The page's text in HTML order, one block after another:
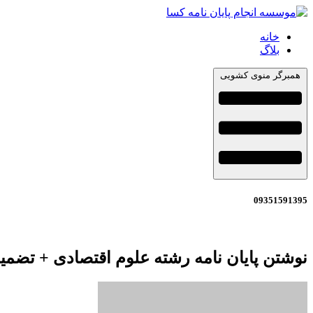
خانه
بلاگ
همبرگر منوی کشویی
09351591395
نوشتن پایان نامه رشته علوم اقتصادی +